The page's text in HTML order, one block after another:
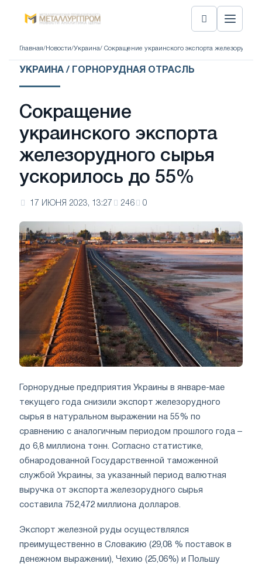
Главная/ Новости/Украина/ Сокращение украинского экспорта
УКРАИНА / ГОРНОРУДНАЯ ОТРАСЛЬ
Сокращение
украинского экспорта
железорудного сырья
ускорилось до 55%
17 ИЮНЯ 2023, 13:27 246 0
Горнорудные предприятия Украины в январе-мае
текущего года снизили экспорт железорудного
сырья в натуральном выражении на 55% по
сравнению с аналогичным периодом прошлого года –
до 6,8 миллиона тонн. Согласно статистике,
обнародованной Государственной таможенной
службой Украины, за указанный период валютная
выручка от экспорта железорудного сырья
составила 752,472 миллиона долларов.
Экспорт железной руды осуществлялся
преимущественно в Словакию (29,08 % поставок в
денежном выражении), Чехию (25,06%) и Польшу